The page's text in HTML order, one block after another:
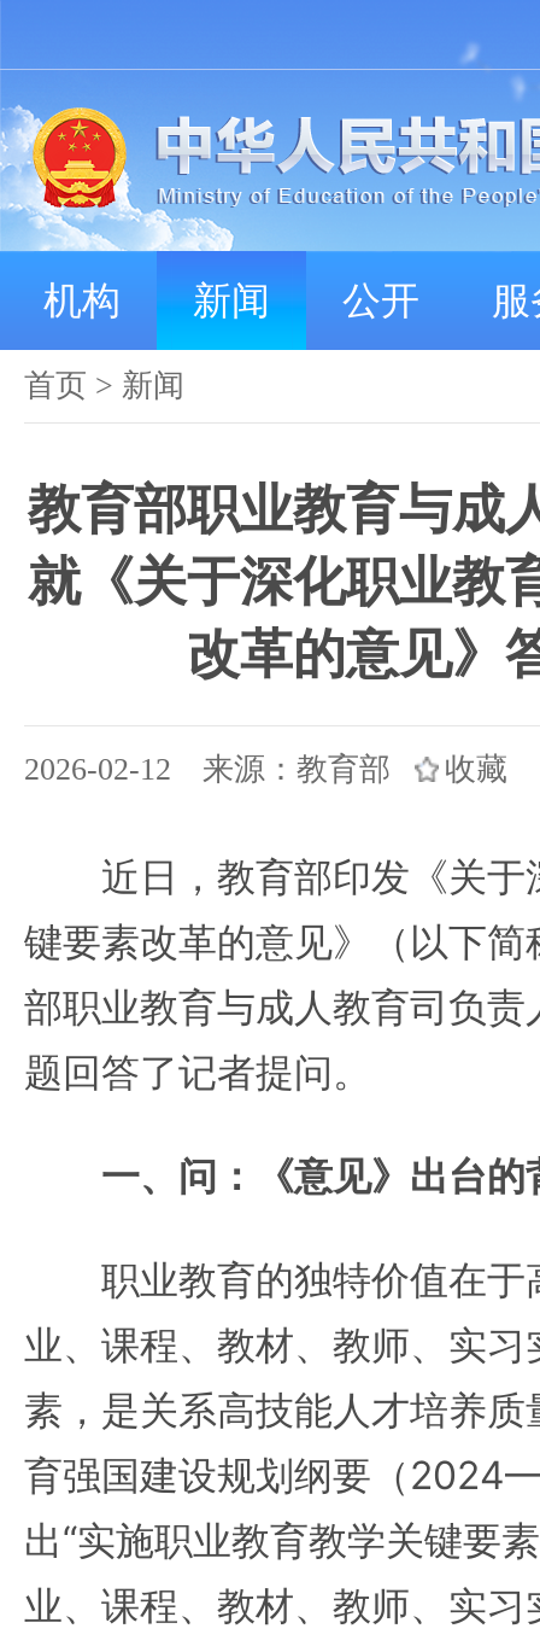
机构 新闻 公开
首页 > 新闻
教育部职业教育与成
就《关于深化职业教
改革的意见》
2026-02-12 来源：教育部 收藏
近日，教育部印发《关于
键要素改革的意见》（以下
部职业教育与成人教育司负
题回答了记者提问。
一、问：《意见》出台的
职业教育的独特价值在于
业、课程、教材、教师、实
素，是关系高技能人才培养
育强国建设规划纲要（
出“实施职业教育教学关键要
业、课程、教材、教师、实习